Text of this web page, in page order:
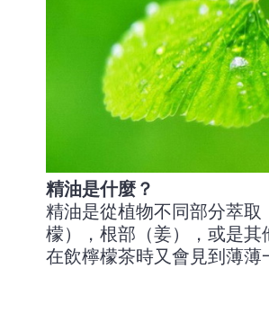
精油是什麼？
精油是從植物不同部分萃
檬），根部（姜），或是
在飲檸檬茶時又會見到薄薄